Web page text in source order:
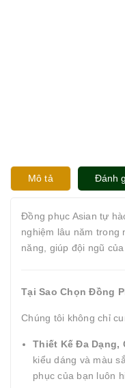
Mô tả Đánh
Đồng phục Asian tự
nghiệm lâu năm trong
năng, giúp đội ngũ
Tại Sao Chọn Đồng
Chúng tôi không chỉ
Thiết Kế Đa Dạng,
kiểu dáng và màu
phục của bạn luôn